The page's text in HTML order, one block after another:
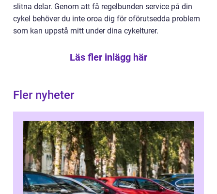
slitna delar. Genom att få regelbunden service på din
cykel behöver du inte oroa dig för oförutsedda problem
som kan uppstå mitt under dina cykelturer.
Läs fler inlägg här
Fler nyheter